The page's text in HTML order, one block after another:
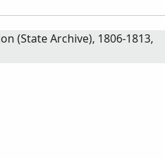
(State Archive), 1806-1813,